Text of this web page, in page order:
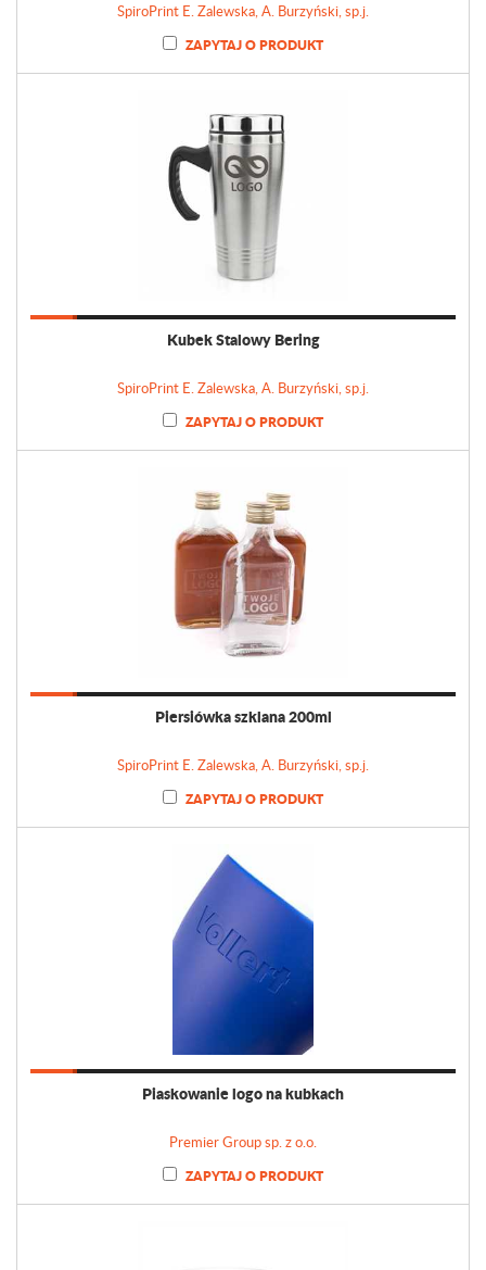
SpiroPrint E. Zalewska, A. Burzyński, sp.j.
ZAPYTAJ O PRODUKT
Kubek Stalowy Bering
SpiroPrint E. Zalewska, A. Burzyński, sp.j.
ZAPYTAJ O PRODUKT
Piersiówka szklana 200ml
SpiroPrint E. Zalewska, A. Burzyński, sp.j.
ZAPYTAJ O PRODUKT
Piaskowanie logo na kubkach
Premier Group sp. z o.o.
ZAPYTAJ O PRODUKT